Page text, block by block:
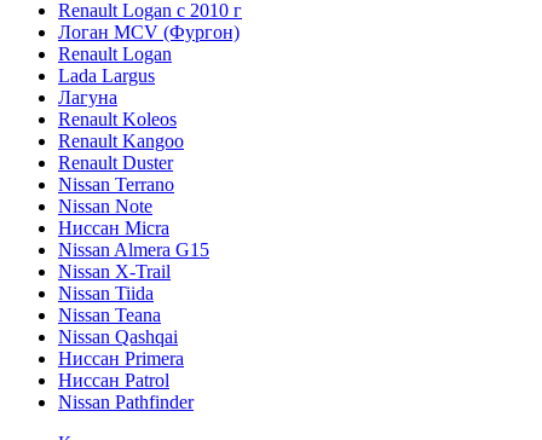
Renault Logan c 2010 г
Логан МСV (Фургон)
Renault Logan
Lada Largus
Лагуна
Renault Koleos
Renault Kangoo
Renault Duster
Nissan Terrano
Nissan Note
Ниссан Micra
Nissan Almera G15
Nissan X-Trail
Nissan Tiida
Nissan Teana
Nissan Qashqai
Ниссан Primera
Ниссан Patrol
Nissan Pathfinder